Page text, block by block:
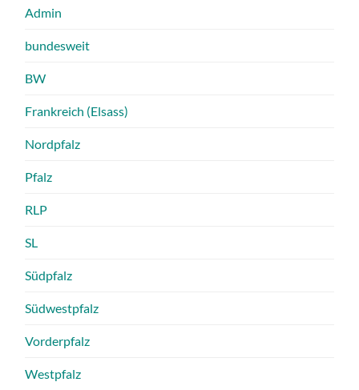
Admin
bundesweit
BW
Frankreich (Elsass)
Nordpfalz
Pfalz
RLP
SL
Südpfalz
Südwestpfalz
Vorderpfalz
Westpfalz